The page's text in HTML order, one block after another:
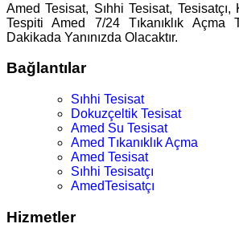
Amed Tesisat, Sıhhi Tesisat, Tesisatçı,
Tespiti Amed 7/24 Tıkanıklık Açma
Dakikada Yanınızda Olacaktır.
Bağlantılar
Sıhhi Tesisat
Dokuzçeltik Tesisat
Amed Su Tesisat
Amed Tıkanıklık Açma
Amed Tesisat
Sıhhi Tesisatçı
AmedTesisatçı
Hizmetler